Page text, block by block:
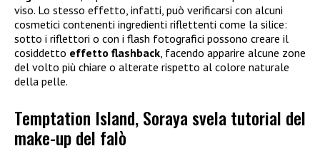
viso. Lo stesso effetto, infatti, può verificarsi con alcuni
cosmetici contenenti ingredienti riflettenti come la silice:
sotto i riflettori o con i flash fotografici possono creare il
cosiddetto effetto flashback, facendo apparire alcune zone
del volto più chiare o alterate rispetto al colore naturale
della pelle.
Temptation Island, Soraya svela tutorial del
make-up del falò